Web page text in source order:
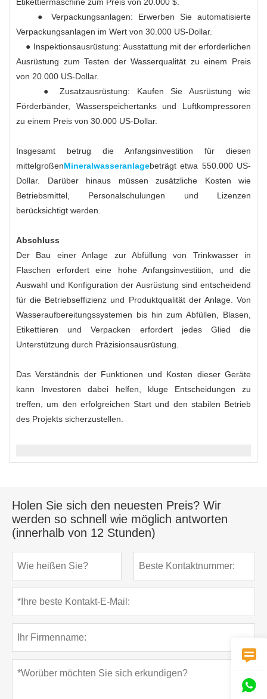
● Verpackungsanlagen: Erwerben Sie automatisierte
Verpackungsanlagen im Wert von 30.000 US-Dollar.
● Inspektionsausrüstung: Ausstattung mit der erforderlichen
Ausrüstung zum Testen der Wasserqualität zu einem Preis
von 20.000 US-Dollar.
● Zusatzausrüstung: Kaufen Sie Ausrüstung wie
Förderbänder, Wasserspeichertanks und Luftkompressoren
zu einem Preis von 30.000 US-Dollar.
Insgesamt betrug die Anfangsinvestition für diesen
mittelgroßenMineralwasseranlagebeträgt etwa 550.000 US-
Dollar. Darüber hinaus müssen zusätzliche Kosten wie
Betriebsmittel, Personalschulungen und Lizenzen
berücksichtigt werden.
Abschluss
Der Bau einer Anlage zur Abfüllung von Trinkwasser in
Flaschen erfordert eine hohe Anfangsinvestition, und die
Auswahl und Konfiguration der Ausrüstung sind entscheidend
für die Betriebseffizienz und Produktqualität der Anlage. Von
Wasseraufbereitungssystemen bis hin zum Abfüllen, Blasen,
Etikettieren und Verpacken erfordert jedes Glied die
Unterstützung durch Präzisionsausrüstung.
Das Verständnis der Funktionen und Kosten dieser Geräte
kann Investoren dabei helfen, kluge Entscheidungen zu
treffen, um den erfolgreichen Start und den stabilen Betrieb
des Projekts sicherzustellen.
Holen Sie sich den neuesten Preis? Wir
werden so schnell wie möglich antworten
(innerhalb von 12 Stunden)

